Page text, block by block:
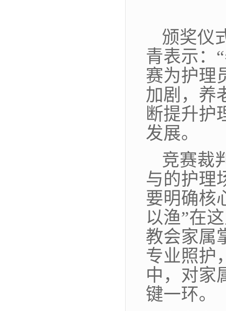
颁奖仪
青表示：
赛为护理
加剧，养
断提升护
发展。
竞赛裁
与的护理
要明确核
以渔”在
教会家属
专业照护
中，对家
键一环。